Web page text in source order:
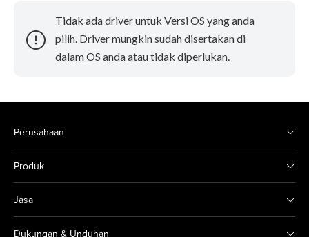
Tidak ada driver untuk Versi OS yang anda
pilih. Driver mungkin sudah disertakan di
dalam OS anda atau tidak diperlukan.
Perusahaan
Produk
Jasa
Dukungan & Unduhan